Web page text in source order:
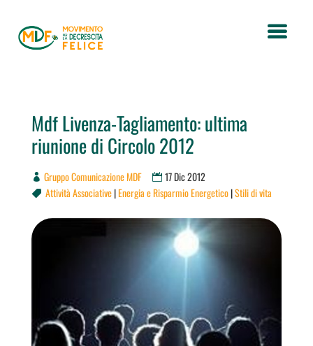
Mdf Livenza-Tagliamento: ultima
riunione di Circolo 2012
Gruppo Comunicazione MDF 17 Dic 2012
 Attività Associative|Energia e Risparmio Energetico|Stili di vita